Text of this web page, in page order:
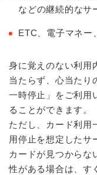
などの継続的なサ
ETC、電子マネー
身に覚えのない利用
当たらず、心当たり
一時停止」をご利用
ることができます。
ただし、カード利用
用停止を想定したサ
カードが見つからな
性がある場合は、す